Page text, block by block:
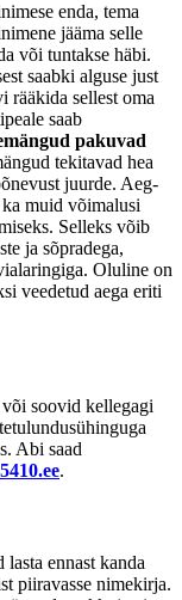
enda, tema
jääma selle
või tuntakse häbi.
saabki alguse just
rääkida sellest oma
saab
pakuvad
tekitavad hea
juurde. Aeg-
muid võimalusi
Selleks võib
ja sõpradega,
Oluline on
veedetud aega eriti
soovid kellegagi
Abi saad
.
ennast kanda
piiravasse nimekirja.